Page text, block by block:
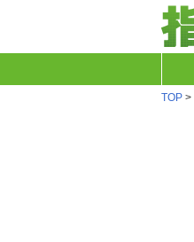
TOP >